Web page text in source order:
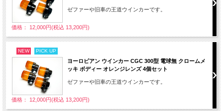
ゼファーや旧車の王道ウインカーです。
価格： 12,000円(税込 13,200円)
NEW PICK UP
ヨーロピアン ウインカー CGC 300型 電球無 クロームメ
ッキ ボディー オレンジレンズ 4個セット
ゼファーや旧車の王道ウインカーです。
価格： 12,000円(税込 13,200円)